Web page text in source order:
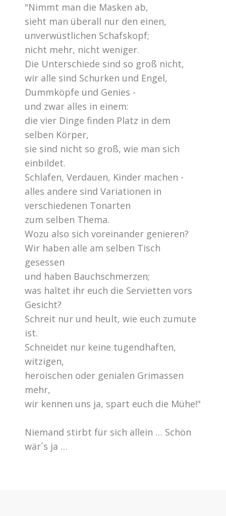
"Nimmt man die Masken ab,
sieht man überall nur den einen,
unverwüstlichen Schafskopf;
nicht mehr, nicht weniger.
Die Unterschiede sind so groß nicht,
wir alle sind Schurken und Engel,
Dummköpfe und Genies -
und zwar alles in einem:
die vier Dinge finden Platz in dem
selben Körper,
sie sind nicht so groß, wie man sich
einbildet.
Schlafen, Verdauen, Kinder machen -
alles andere sind Variationen in
verschiedenen Tonarten
zum selben Thema.
Wozu also sich voreinander genieren?
Wir haben alle am selben Tisch
gesessen
und haben Bauchschmerzen;
was haltet ihr euch die Servietten vors
Gesicht?
Schreit nur und heult, wie euch zumute
ist.
Schneidet nur keine tugendhaften,
witzigen,
heroischen oder genialen Grimassen
mehr,
wir kennen uns ja, spart euch die Mühe!"
Niemand stirbt für sich allein … Schön
wär´s ja …